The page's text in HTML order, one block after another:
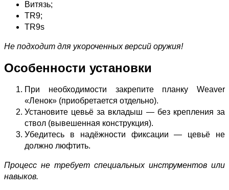
Витязь;
TR9;
TR9s
Не подходит для укороченных версий оружия!
Особенности установки
При необходимости закрепите планку Weaver
«Ленок» (приобретается отдельно).
Установите цевьё за вкладыш — без крепления за
ствол (вывешенная конструкция).
Убедитесь в надёжности фиксации — цевьё не
должно люфтить.
Процесс не требует специальных инструментов или
навыков.